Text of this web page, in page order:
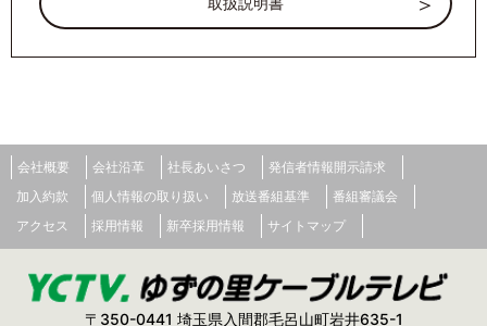
会社概要 会社沿革 社長あいさつ
発信者情報開示請求
加入約款
個人情報の取り扱い 放送番組基準
番組審議会
アクセス
採用情報 新卒採用情報 サイトマップ
〒350-0441 埼玉県入間郡毛呂山町岩井635-1